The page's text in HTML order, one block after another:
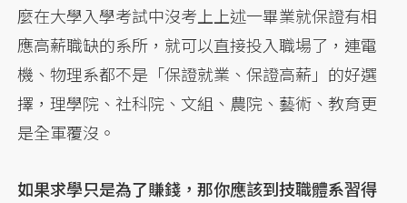
麼在大學入學考試中沒考上上述一畢業就保證有相
應高薪職缺的系所，就可以直接投入職場了，連電
機、物理系都不是「保證就業、保證高薪」的好選
擇，理學院、社科院、文組、農院、藝術、教育更
是全軍覆沒。
如果求學只是為了賺錢，那你應該到技職體系習得